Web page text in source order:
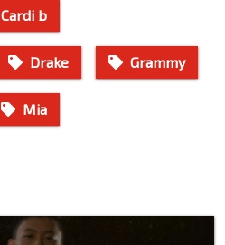
Cardi b
Drake Grammy
Mia